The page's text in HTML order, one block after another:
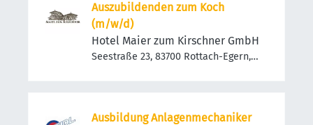
Auszubildenden zum Koch
(m/w/d)
Hotel Maier zum Kirschner GmbH
Seestraße 23, 83700 Rottach-Egern,
Ausbildung Anlagenmechaniker